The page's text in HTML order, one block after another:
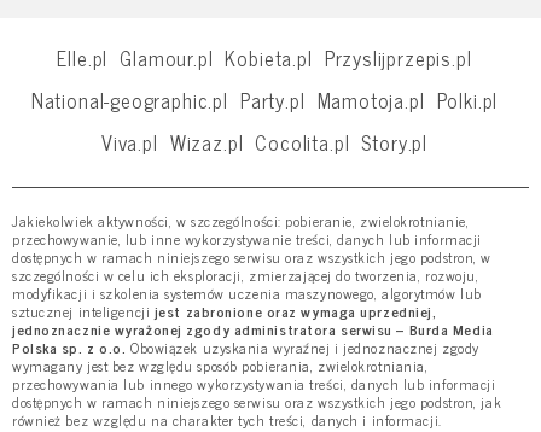
Elle.pl Glamour.pl Kobieta.pl Przyslijprzepis.pl
National-geographic.pl Party.pl Mamotoja.pl Polki.pl
Viva.pl Wizaz.pl Cocolita.pl Story.pl
Jakiekolwiek aktywności, w szczególności: pobieranie, zwielokrotnianie,
przechowywanie, lub inne wykorzystywanie treści, danych lub informacji
dostępnych w ramach niniejszego serwisu oraz wszystkich jego podstron, w
szczególności w celu ich eksploracji, zmierzającej do tworzenia, rozwoju,
modyfikacji i szkolenia systemów uczenia maszynowego, algorytmów lub
sztucznej inteligencji jest zabronione oraz wymaga uprzedniej,
jednoznacznie wyrażonej zgody administratora serwisu – Burda Media
Polska sp. z o.o. Obowiązek uzyskania wyraźnej i jednoznacznej zgody
wymagany jest bez względu sposób pobierania, zwielokrotniania,
przechowywania lub innego wykorzystywania treści, danych lub informacji
dostępnych w ramach niniejszego serwisu oraz wszystkich jego podstron, jak
również bez względu na charakter tych treści, danych i informacji.